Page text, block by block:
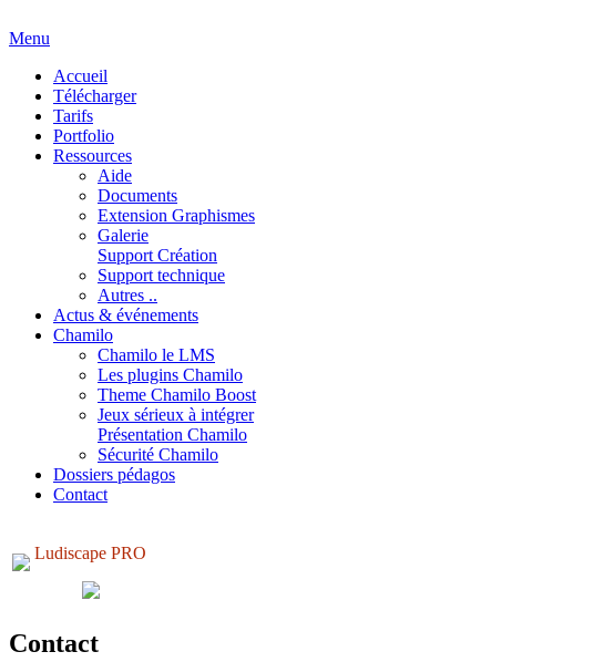
Menu
Accueil
Télécharger
Tarifs
Portfolio
Ressources
Aide
Documents
Extension Graphismes
Galerie
Support Création
Support technique
Autres ..
Actus & événements
Chamilo
Chamilo le LMS
Les plugins Chamilo
Theme Chamilo Boost
Jeux sérieux à intégrer
Présentation Chamilo
Sécurité Chamilo
Dossiers pédagos
Contact
Ludiscape PRO
Contact